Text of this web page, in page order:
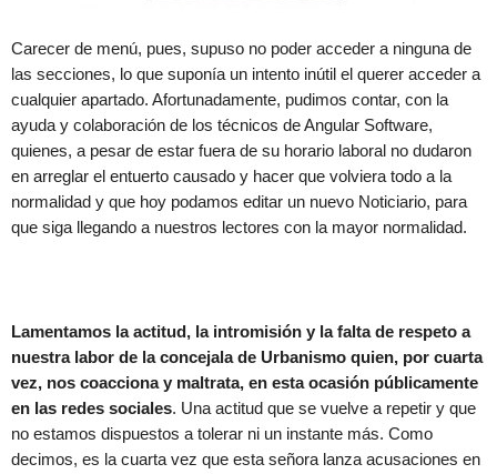
Carecer de menú, pues, supuso no poder acceder a ninguna de
las secciones, lo que suponía un intento inútil el querer acceder a
cualquier apartado. Afortunadamente, pudimos contar, con la
ayuda y colaboración de los técnicos de Angular Software,
quienes, a pesar de estar fuera de su horario laboral no dudaron
en arreglar el entuerto causado y hacer que volviera todo a la
normalidad y que hoy podamos editar un nuevo Noticiario, para
que siga llegando a nuestros lectores con la mayor normalidad.
Lamentamos la actitud, la intromisión y la falta de respeto a
nuestra labor de la concejala de Urbanismo quien, por cuarta
vez, nos coacciona y maltrata, en esta ocasión públicamente
en las redes sociales. Una actitud que se vuelve a repetir y que
no estamos dispuestos a tolerar ni un instante más. Como
decimos, es la cuarta vez que esta señora lanza acusaciones en